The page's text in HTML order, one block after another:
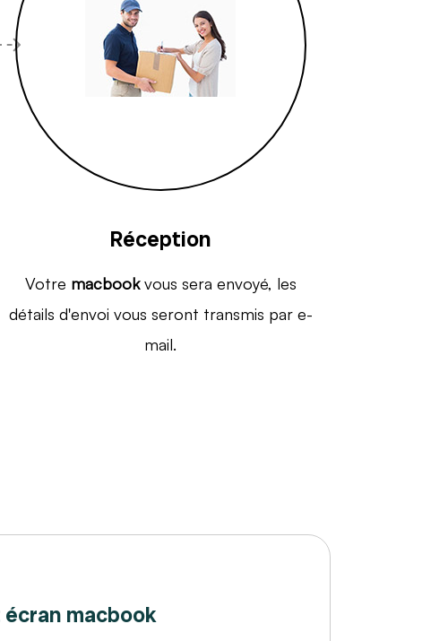
Réception
Votre macbookvous sera envoyé, les
détails d'envoi vous seront transmis par e-
mail.
macbook